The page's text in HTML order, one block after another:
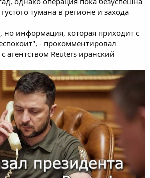
тумана в регионе и захода
но информация, которая приходит с
- прокомментировал
агентством Reuters иранский